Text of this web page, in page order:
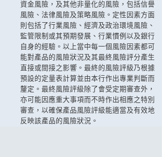
資金風險，及其他非量化的風險，包括信譽
風險、法律風險及策略風險。定性因素方面
則包括了行業風險、經濟及政治環境風險、
監管限制或其預期發展、行業慣例以及銀行
自身的經驗。以上當中每一個風險因素都可
能對產品的風險狀況及其最終風險評分產生
直接或間接之影響。最終的風險評級乃根據
預設的定量表計算並由本行作出專業判斷而
釐定。最終風險評級除了會受定期審查外，
亦可能因應重大事項而不時作出相應之特別
審查，以確保產品風險評級能適當及有效地
反映該產品的風險狀況。